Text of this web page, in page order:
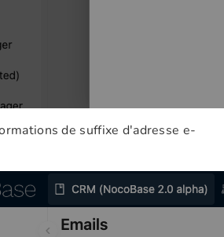
de suffixe d'adresse e-